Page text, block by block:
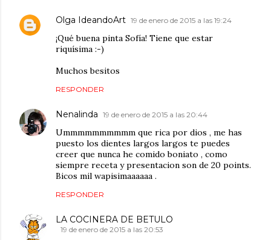
Olga IdeandoArt 19 de enero de 2015 a las 19:24
¡Qué buena pinta Sofía! Tiene que estar
riquísima :-)
Muchos besitos
RESPONDER
Nenalinda 19 de enero de 2015 a las 20:44
Ummmmmmmmmm que rica por dios , me has
puesto los dientes largos largos te puedes
creer que nunca he comido boniato , como
siempre receta y presentacion son de 20 points.
Bicos mil wapisimaaaaaa .
RESPONDER
LA COCINERA DE BETULO
19 de enero de 2015 a las 20:53